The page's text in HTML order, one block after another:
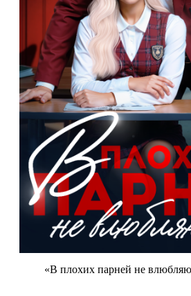
«В плохих парней не